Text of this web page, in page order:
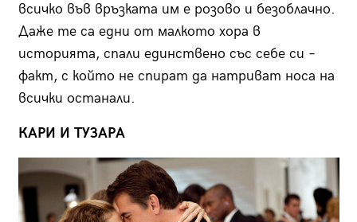
всичко във връзката им е розово и безоблачно.
Даже те са едни от малкото хора в
историята, спали единствено със себе си –
факт, с който не спират да натриват носа на
всички останали.
КАРИ И ТУЗАРА